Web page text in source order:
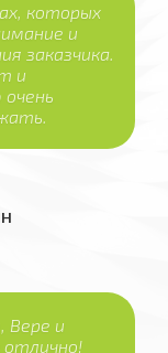
которых
и
заказчика.
и
Вере и
отлично!